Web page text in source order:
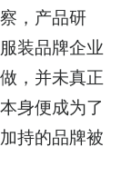
，产品研
装品牌企业
，并未真正
身便成为了
持的品牌被